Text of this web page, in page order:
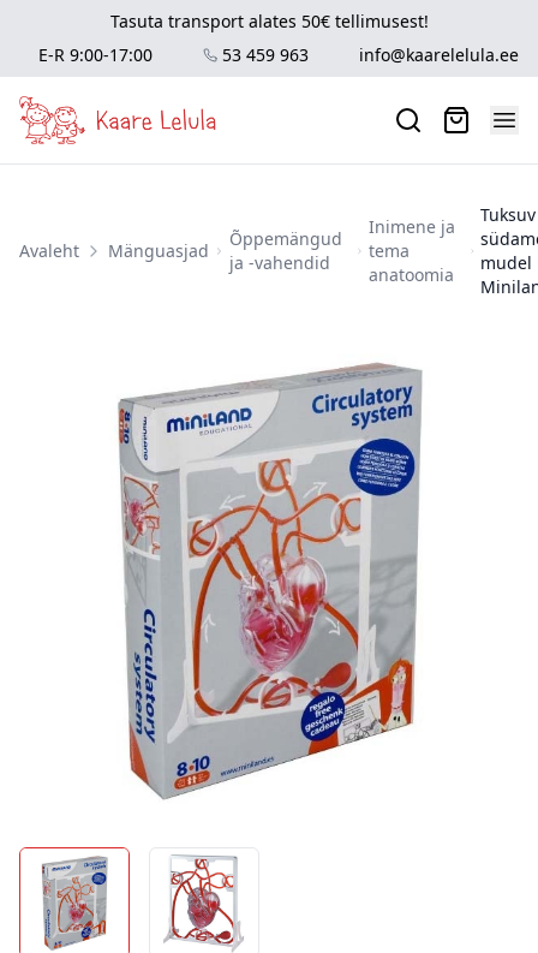
Tasuta transport alates 50€ tellimusest!
E-R 9:00-17:00
53 459 963 info@kaarelelula.ee
Avaleht Mänguasjad
Õppemängud
ja -vahendid
Inimene ja
tema
anatoomia
Tuksuv
mudel